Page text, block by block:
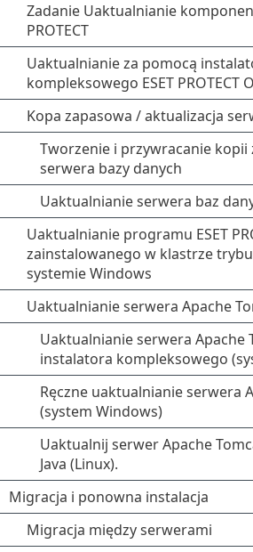
Zadanie Uaktualnianie
PROTECT
Uaktualnianie za pomocą
kompleksowego ESET PROTECT
Kopa zapasowa / aktualizacja
Tworzenie i przywracanie kopii
serwera bazy danych
Uaktualnianie serwera baz
Uaktualnianie programu ESET
zainstalowanego w klastrze
systemie Windows
Uaktualnianie serwera Apache
Uaktualnianie serwera Apache
instalatora kompleksowego
Ręczne uaktualnianie serwera
(system Windows)
Uaktualnij serwer Apache
Java (Linux).
Migracja i ponowna instalacja
Migracja między serwerami